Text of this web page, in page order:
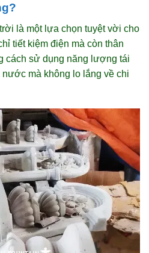
là một lựa chọn tuyệt vời cho
tiết kiệm điện mà còn thân
cách sử dụng năng lượng tái
nước mà không lo lắng về chi